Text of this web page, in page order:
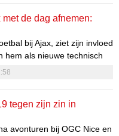
de dag afnemen:
bij Ajax, ziet zijn invloed
hem als nieuwe technisch
aanpak, staat op
tegen zijn zin in
avonturen bij OGC Nice en